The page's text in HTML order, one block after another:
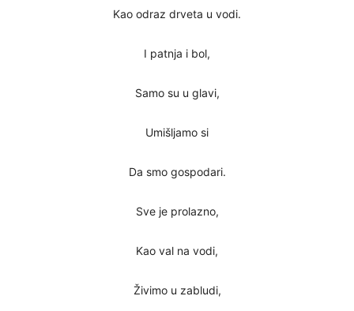
Kao odraz drveta u vodi.
I patnja i bol,
Samo su u glavi,
Umišljamo si
Da smo gospodari.
Sve je prolazno,
Kao val na vodi,
Živimo u zabludi,